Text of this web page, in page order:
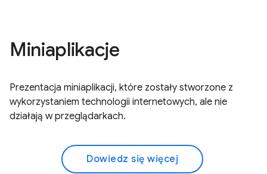
Miniaplikacje
Prezentacja miniaplikacji, które zostały stworzone z
wykorzystaniem technologii internetowych, ale nie
działają w przeglądarkach.
Dowiedz się więcej